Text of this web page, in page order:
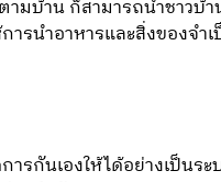
ามบ้าน ก็สามารถนำชาวบ้า
รนำอาหารและสิ่งของจำ
รกันเองให้ได้อย่างเป็นระ